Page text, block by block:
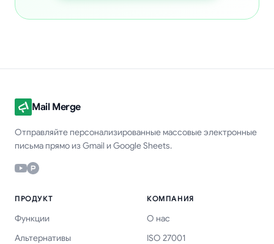
Mail Merge
Отправляйте персонализированные массовые электронные
письма прямо из Gmail и Google Sheets.
ПРОДУКТ
Функции
Альтернативы
КОМПАНИЯ
О нас
ISO 27001